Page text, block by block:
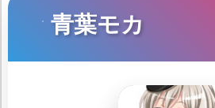
青葉モカ